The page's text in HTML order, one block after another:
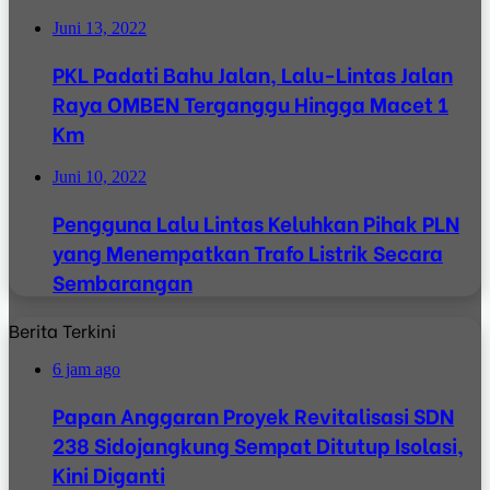
Juni 13, 2022
PKL Padati Bahu Jalan, Lalu-Lintas Jalan
Raya OMBEN Terganggu Hingga Macet 1
Km
Juni 10, 2022
Pengguna Lalu Lintas Keluhkan Pihak PLN
yang Menempatkan Trafo Listrik Secara
Sembarangan
Berita Terkini
6 jam ago
Papan Anggaran Proyek Revitalisasi SDN
238 Sidojangkung Sempat Ditutup Isolasi,
Kini Diganti